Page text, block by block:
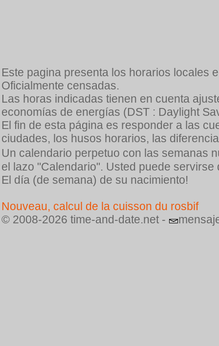
Este pagina presenta los horarios locales
Oficialmente censadas.
Las horas indicadas tienen en cuenta
economías de energías (DST : Daylight
El fin de esta página es responder a las
ciudades, los husos horarios, las
Un calendario perpetuo con las semanas
el lazo "Calendario". Usted puede
El día (de semana) de su nacimiento!
Nouveau, calcul de la cuisson du rosbif
© 2008-2026 time-and-date.net -